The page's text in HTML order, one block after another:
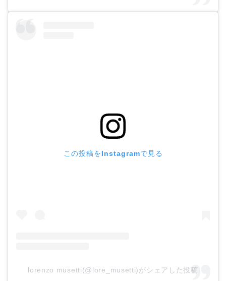
この投稿をInstagramで見る
lorenzo musetti(@lore_musetti)がシェアした投稿